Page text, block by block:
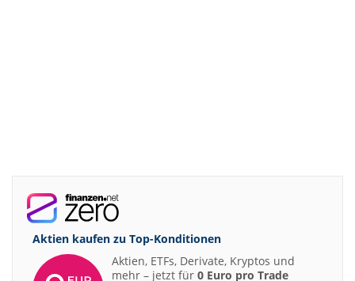
Aktien kaufen zu Top-Konditionen
Aktien, ETFs, Derivate, Kryptos und
mehr – jetzt für 0 Euro pro Trade